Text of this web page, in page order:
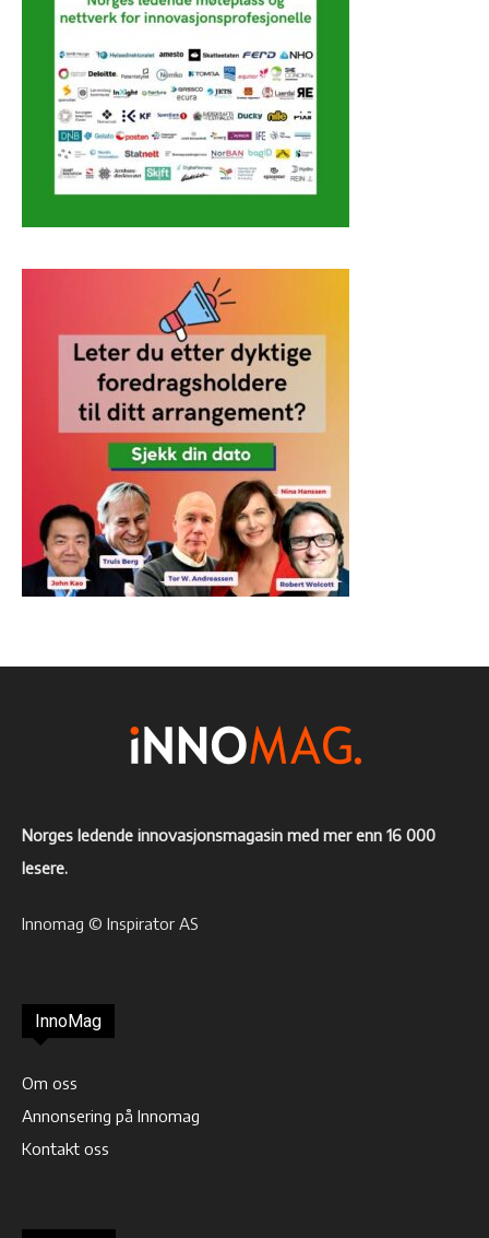
Norges ledende innovasjonsmagasin med mer enn 16 000
lesere.
Innomag © Inspirator AS
InnoMag
Om oss
Annonsering på Innomag
Kontakt oss